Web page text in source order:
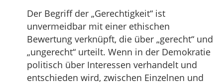
Der Begriff der „Gerechtigkeit“ ist
unvermeidbar mit einer ethischen
Bewertung verknüpft, die über „gerecht“ und
„ungerecht“ urteilt. Wenn in der Demokratie
politisch über Interessen verhandelt und
entschieden wird, zwischen Einzelnen und